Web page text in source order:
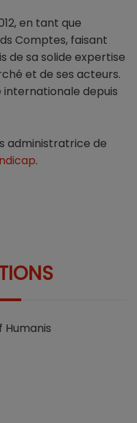
en tant que
Comptes, faisant
de sa solide expertise
et de ses acteurs.
depuis
administratrice de
.